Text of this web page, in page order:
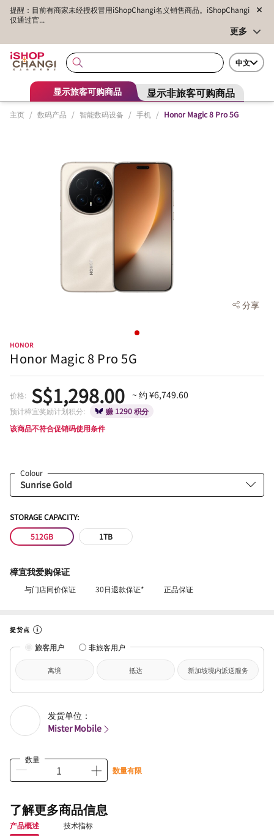
提醒：目前有商家未经授权冒用iShopChangi名义销售商品。iShopChangi
仅通过官...
更多
中文
显示旅客可购商品 显示非旅客可购商品
主页 / 数码产品 / 智能数码设备 / 手机 / Honor Magic 8 Pro 5G
分享
HONOR
Honor Magic 8 Pro 5G
价格: S$1,298.00 ~ 约 ¥6,749.60
预计樟宜奖励计划积分:
赚 1290 积分
该商品不符合促销码使用条件
Colour
STORAGE CAPACITY:
512GB
1TB
樟宜我爱购保证
与门店同价保证 30日退款保证* 正品保证
提货点
旅客用户 非旅客用户
离境 抵达 新加坡境内派送服务
发货单位：
Mister Mobile
数量
数量有限
了解更多商品信息
产品概述 技术指标